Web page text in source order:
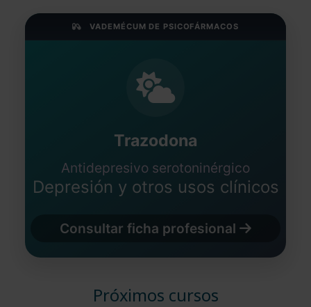
VADEMÉCUM DE PSICOFÁRMACOS
Trazodona
Antidepresivo serotoninérgico
Depresión y otros usos clínicos
Consultar ficha profesional
Próximos cursos